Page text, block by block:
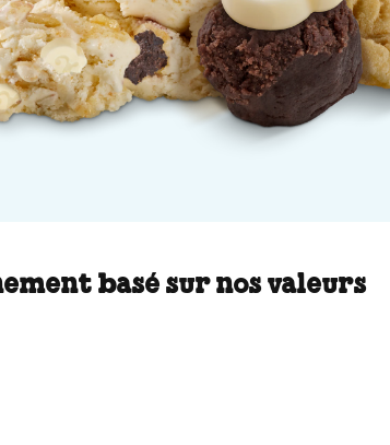
basé sur nos valeurs